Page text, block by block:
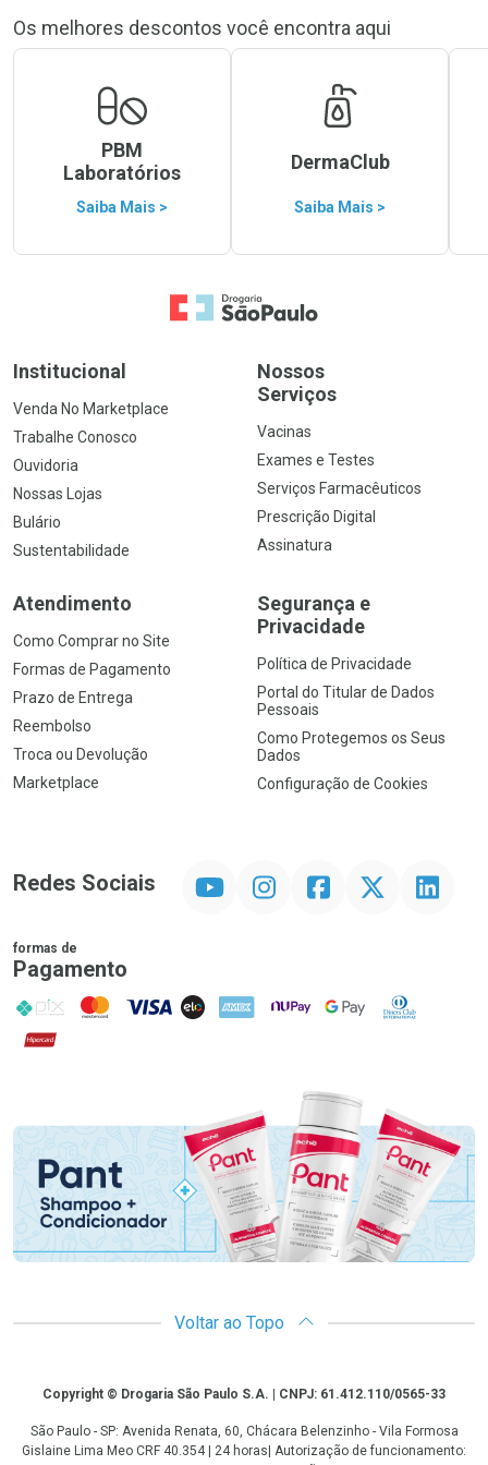
Os melhores descontos você encontra aqui
PBM
Laboratórios
Saiba Mais >
DermaClub
Saiba Mais >
Ir para a Home
Institucional
Venda No Marketplace
Trabalhe Conosco
Ouvidoria
Nossas Lojas
Bulário
Sustentabilidade
Nossos
Serviços
Vacinas
Exames e Testes
Serviços Farmacêuticos
Prescrição Digital
Assinatura
Atendimento
Como Comprar no Site
Formas de Pagamento
Prazo de Entrega
Reembolso
Troca ou Devolução
Marketplace
Segurança e
Privacidade
Política de Privacidade
Portal do Titular de Dados
Pessoais
Como Protegemos os Seus
Dados
Configuração de Cookies
Redes Sociais InstagramFacebookTwitter Linkedin
formas de
Pagamento
PIX MasterCard
VISA ELO AMEX NuPay Google PayDiners Club
Hipercard
Voltar ao Topo
CopyrightCopyright © Drogaria São Paulo S.A. | CNPJ: 61.412.110/0565-33
São Paulo - SP: Avenida Renata, 60, Chácara Belenzinho - Vila Formosa
Gislaine Lima Meo CRF 40.354 | 24 horas| Autorização de funcionamento: